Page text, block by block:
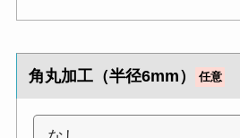
角丸加工（半径6mm） 任意